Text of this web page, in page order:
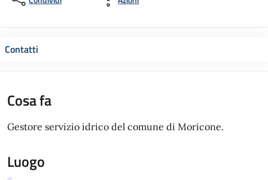
Contatti
Cosa fa
Gestore servizio idrico del comune di Moricone.
Luogo